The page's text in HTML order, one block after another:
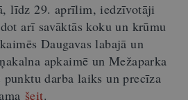
līdz 29. aprīlim, iedzīvotāji
arī savāktās koku un krūmu
Daugavas labajā un
apkaimē un Mežaparka
punktu darba laiks un precīza
šeit.